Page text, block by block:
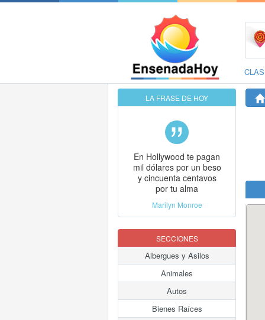
LA FRASE DE HOY
En Hollywood te pagan
mil dólares por un beso
y cincuenta centavos
por tu alma
Marilyn Monroe
SECCIONES
Albergues y Asilos
Animales
Autos
Bienes Raíces